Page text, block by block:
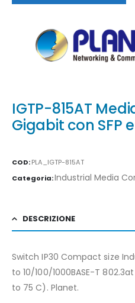
IGTP-815AT
Gigabit con SFP
COD:PLA_IGTP-815AT
Categoria:Industrial Media
DESCRIZIONE
Switch IP30 Compact size
to 10/100/1000BASE-T
to 75 C). Planet.